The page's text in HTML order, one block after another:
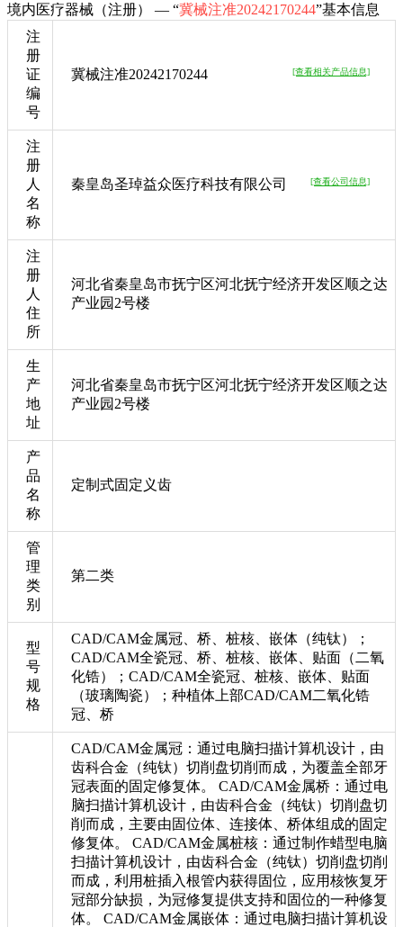
境内医疗器械（注册） — “冀械注准20242170244”基本信息
注
册
证
编
号
冀械注准20242170244 [查看相关产品信息]
注
册
人
名
称
秦皇岛圣琸益众医疗科技有限公司 [查看公司信息]
注
册
人
住
所
河北省秦皇岛市抚宁区河北抚宁经济开发区顺之达
产业园2号楼
生
产
地
址
河北省秦皇岛市抚宁区河北抚宁经济开发区顺之达
产业园2号楼
产
品
名
称
定制式固定义齿
管
理
类
别
第二类
型
号
规
格
CAD/CAM金属冠、桥、桩核、嵌体（纯钛）；
CAD/CAM全瓷冠、桥、桩核、嵌体、贴面（二氧
化锆）；CAD/CAM全瓷冠、桩核、嵌体、贴面
（玻璃陶瓷）；种植体上部CAD/CAM二氧化锆
冠、桥
CAD/CAM金属冠：通过电脑扫描计算机设计，由
齿科合金（纯钛）切削盘切削而成，为覆盖全部牙
冠表面的固定修复体。 CAD/CAM金属桥：通过电
脑扫描计算机设计，由齿科合金（纯钛）切削盘切
削而成，主要由固位体、连接体、桥体组成的固定
修复体。 CAD/CAM金属桩核：通过制作蜡型电脑
扫描计算机设计，由齿科合金（纯钛）切削盘切削
而成，利用桩插入根管内获得固位，应用核恢复牙
冠部分缺损，为冠修复提供支持和固位的一种修复
体。 CAD/CAM金属嵌体：通过电脑扫描计算机设